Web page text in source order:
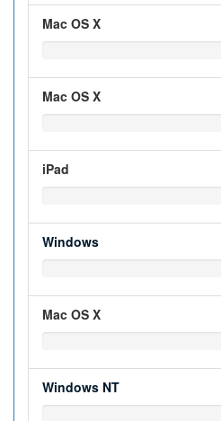
Mac OS X
Mac OS X
iPad
Windows
Mac OS X
Windows NT